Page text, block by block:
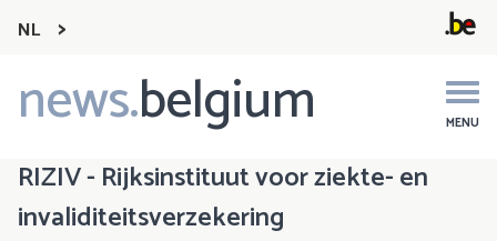
NL
news.belgium MENU
Main
navigation
RIZIV - Rijksinstituut voor ziekte- en
invaliditeitsverzekering